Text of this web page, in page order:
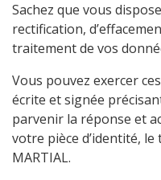
Sachez que vous
rectification,
traitement de vos
Vous pouvez exercer
écrite et signée
parvenir la réponse et
votre pièce d’identité, le
MARTIAL.